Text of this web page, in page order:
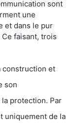
sont
une
et dans le pur
faisant, trois
construction et
son
protection. Par
uniquement de la